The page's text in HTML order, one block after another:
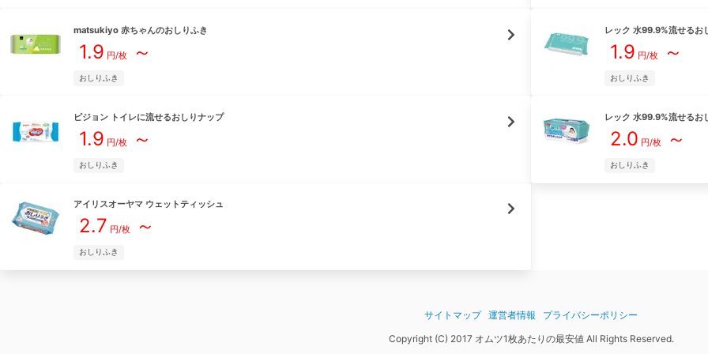
matsukiyo 赤ちゃんのおしりふき
1.9 円/枚～
おしりふき
レック 水99.9%流せるお
1.9 円/枚～
おしりふき
ピジョン トイレに流せるおしりナップ
1.9 円/枚～
おしりふき
レック 水99.9%流せるお
2.0 円/枚～
おしりふき
アイリスオーヤマ ウェットティッシュ
2.7 円/枚～
おしりふき
サイトマップ 運営者情報
プライバシーポリシー
Copyright (C) 2017 オムツ1枚あたりの最安値 All Rights Reserved.